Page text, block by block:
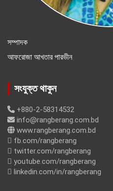
সম্পাদক
আফরোজা আখতার পারভীন
সংযুক্ত থাকুন
+880-2-58314532
info@rangberang.com.bd
www.rangberang.com.bd
fb.com/rangberang
twitter.com/rangberang
youtube.com/rangberang
linkedin.com/in/rangberang